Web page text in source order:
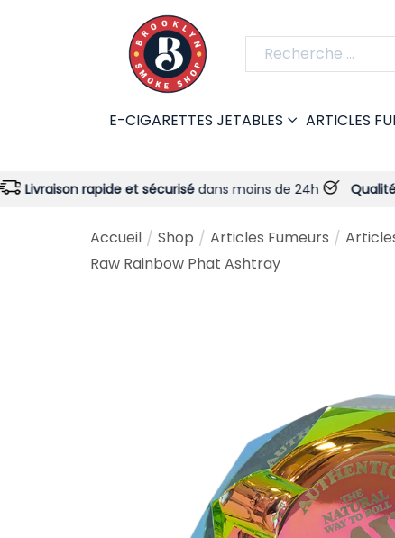
E-CIGARETTES JETABLES ARTICLES
rapide et sécurisédans moins de 24h Qualité garantie-
Accueil / Shop / Articles Fumeurs /
Raw Rainbow Phat Ashtray